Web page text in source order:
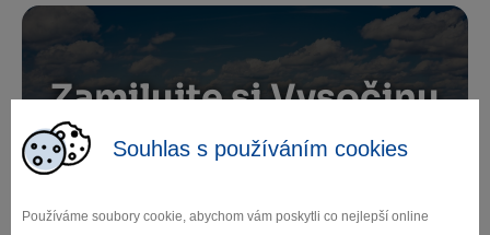
Souhlas s používáním cookies
Používáme soubory cookie, abychom vám poskytli co nejlepší online
Zamilujte si Vysočinu
Přihlaste se k odběru našeho newsletteru